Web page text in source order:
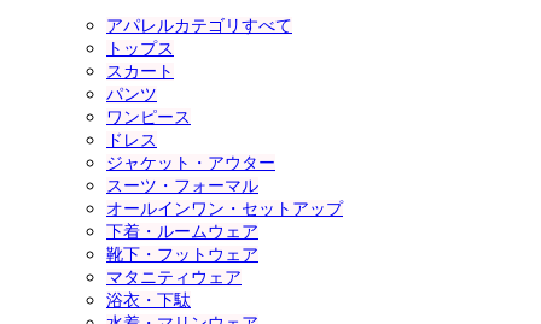
アパレルカテゴリすべて
トップス
スカート
パンツ
ワンピース
ドレス
ジャケット・アウター
スーツ・フォーマル
オールインワン・セットアップ
下着・ルームウェア
靴下・フットウェア
マタニティウェア
浴衣・下駄